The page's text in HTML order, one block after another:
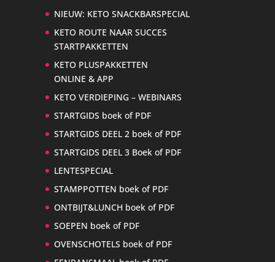
NIEUW: KETO SNACKBARSPECIAL
KETO ROUTE NAAR SUCCES
STARTPAKKETTEN
KETO PLUSPAKKETTEN
ONLINE & APP
KETO VERDIEPING – WEBINARS
STARTGIDS boek of PDF
STARTGIDS DEEL 2 boek of PDF
STARTGIDS DEEL 3 Boek of PDF
LENTESPECIAL
STAMPPOTTEN boek of PDF
ONTBIJT&LUNCH boek of PDF
SOEPEN boek of PDF
OVENSCHOTELS boek of PDF